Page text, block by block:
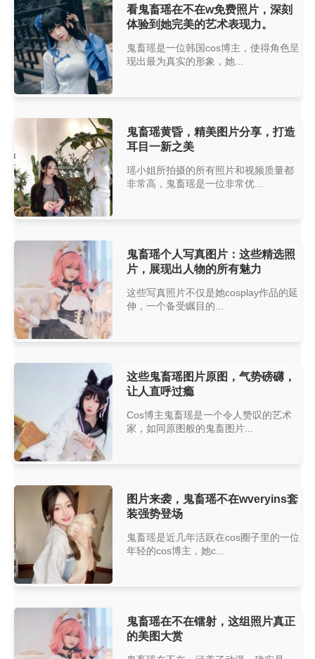
看鬼畜瑶在不在w免费照片，深刻
体验到她完美的艺术表现力。
鬼畜瑶是一位韩国cos博主，使得角色呈
现出最为真实的形象，她...
鬼畜瑶黄昏，精美图片分享，打造
耳目一新之美
瑶小姐所拍摄的所有照片和视频质量都
非常高，鬼畜瑶是一位非常优...
鬼畜瑶个人写真图片：这些精选照
片，展现出人物的所有魅力
这些写真照片不仅是她cosplay作品的延
伸，一个备受瞩目的...
这些鬼畜瑶图片原图，气势磅礴，
让人直呼过瘾
Cos博主鬼畜瑶是一个令人赞叹的艺术
家，如同原图般的鬼畜图片...
图片来袭，鬼畜瑶不在wveryins套
装强势登场
鬼畜瑶是近几年活跃在cos圈子里的一位
年轻的cos博主，她c...
鬼畜瑶在不在镭射，这组照片真正
的美图大赏